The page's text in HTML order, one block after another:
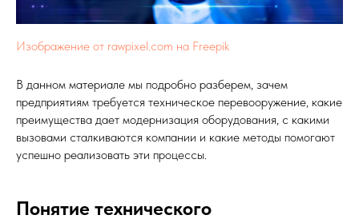
Изображение от rawpixel.com на Freepik
В данном материале мы подробно разберем, зачем
предприятиям требуется техническое перевооружение, какие
преимущества дает модернизация оборудования, с какими
вызовами сталкиваются компании и какие методы помогают
успешно реализовать эти процессы.
Понятие технического